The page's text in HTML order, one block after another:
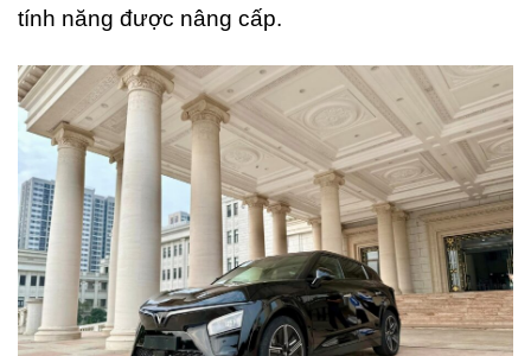
tính năng được nâng cấp.